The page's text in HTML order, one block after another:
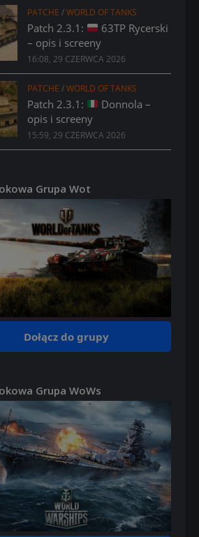
PATCHE /WORLD OF TANKS
Patch 2.3.1:
63TP Rycerski
– opis i screeny
16:08, 29 CZERWCA 2026
PATCHE /WORLD OF TANKS
Patch 2.3.1:
Donnola –
opis i screeny
15:59, 29 CZERWCA 2026
Grupa Wot
Dołącz do grupy
Grupa WoWs